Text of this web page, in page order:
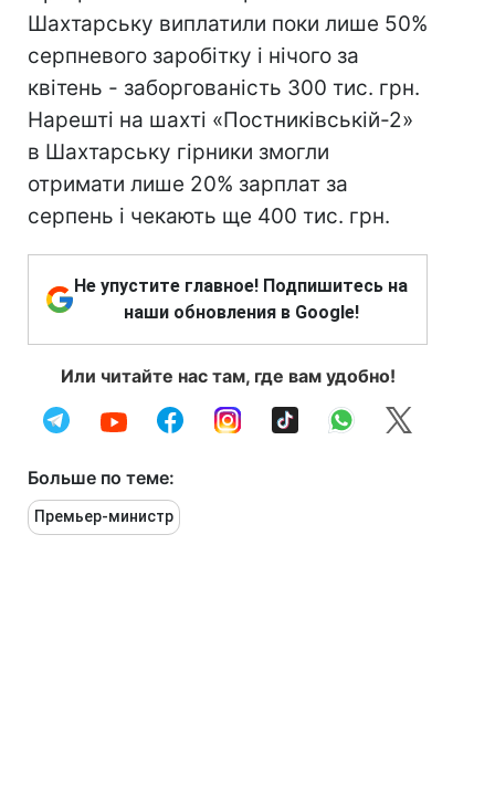
Шахтарську виплатили поки лише 50%
серпневого заробітку і нічого за
квітень - заборгованість 300 тис. грн.
Нарешті на шахті «Постниківській-2»
в Шахтарську гірники змогли
отримати лише 20% зарплат за
серпень і чекають ще 400 тис. грн.
Не упустите главное! Подпишитесь на
наши обновления в Google!
Или читайте нас там, где вам удобно!
Больше по теме:
Премьер-министр